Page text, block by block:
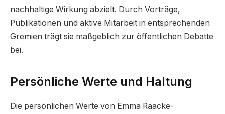
nachhaltige Wirkung abzielt. Durch Vorträge,
Publikationen und aktive Mitarbeit in entsprechenden
Gremien trägt sie maßgeblich zur öffentlichen Debatte
bei.
Persönliche Werte und Haltung
Die persönlichen Werte von Emma Raacke-